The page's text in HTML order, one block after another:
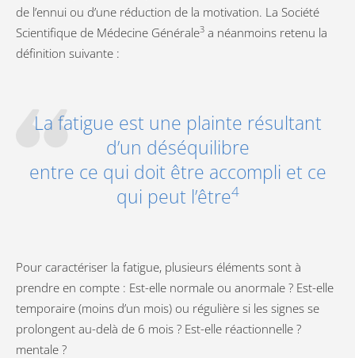
de l’ennui ou d’une réduction de la motivation. La Société
Scientifique de Médecine Générale3 a néanmoins retenu la
définition suivante :
La fatigue est une plainte résultant
d’un déséquilibre
entre ce qui doit être accompli et ce
qui peut l’être4
Pour caractériser la fatigue, plusieurs éléments sont à
prendre en compte : Est-elle normale ou anormale ? Est-elle
temporaire (moins d’un mois) ou régulière si les signes se
prolongent au-delà de 6 mois ? Est-elle réactionnelle ?
mentale ?